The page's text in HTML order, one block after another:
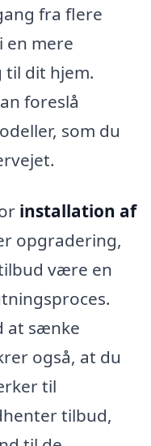
fra flere
en mere
dit hjem.
foreslå
som du
installation af
opgradering,
være en
at sænke
også, at du
til
tilbud,